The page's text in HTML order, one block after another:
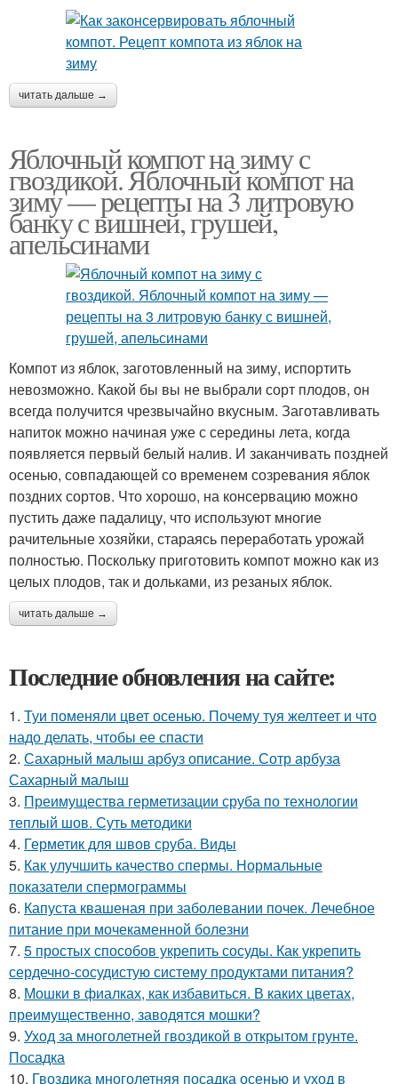
читать дальше →
Яблочный компот на зиму с
гвоздикой. Яблочный компот на
зиму — рецепты на 3 литровую
банку с вишней, грушей,
апельсинами
Компот из яблок, заготовленный на зиму, испортить
невозможно. Какой бы вы не выбрали сорт плодов, он
всегда получится чрезвычайно вкусным. Заготавливать
напиток можно начиная уже с середины лета, когда
появляется первый белый налив. И заканчивать поздней
осенью, совпадающей со временем созревания яблок
поздних сортов. Что хорошо, на консервацию можно
пустить даже падалицу, что используют многие
рачительные хозяйки, стараясь переработать урожай
полностью. Поскольку приготовить компот можно как из
целых плодов, так и дольками, из резаных яблок.
читать дальше →
Последние обновления на сайте:
1. Туи поменяли цвет осенью. Почему туя желтеет и что
надо делать, чтобы ее спасти
2. Сахарный малыш арбуз описание. Сотр арбуза
Сахарный малыш
3. Преимущества герметизации сруба по технологии
теплый шов. Суть методики
4. Герметик для швов сруба. Виды
5. Как улучшить качество спермы. Нормальные
показатели спермограммы
6. Капуста квашеная при заболевании почек. Лечебное
питание при мочекаменной болезни
7. 5 простых способов укрепить сосуды. Как укрепить
сердечно-сосудистую систему продуктами питания?
8. Мошки в фиалках, как избавиться. В каких цветах,
преимущественно, заводятся мошки?
9. Уход за многолетней гвоздикой в открытом грунте.
Посадка
10. Гвоздика многолетняя посадка осенью и уход в